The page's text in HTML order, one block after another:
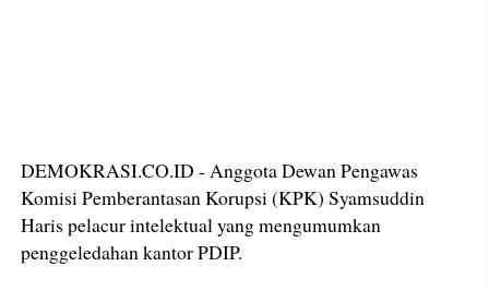
DEMOKRASI.CO.ID - Anggota Dewan Pengawas
Komisi Pemberantasan Korupsi (KPK) Syamsuddin
Haris pelacur intelektual yang mengumumkan
penggeledahan kantor PDIP.